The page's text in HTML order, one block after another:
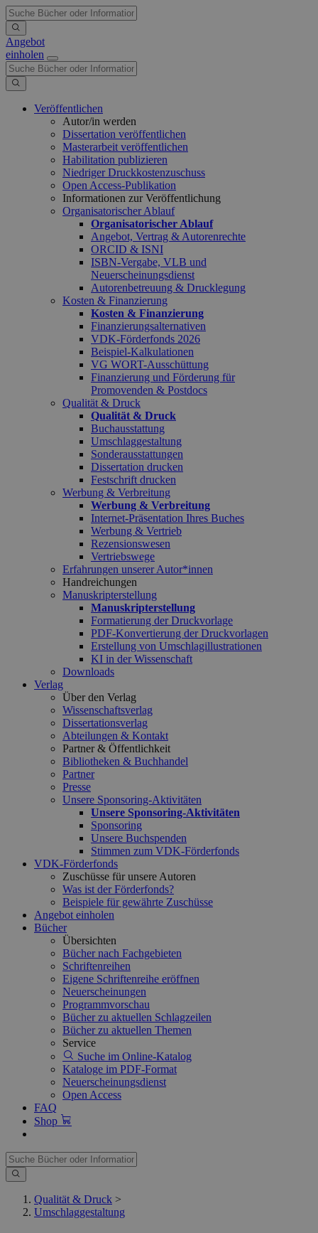
Angebot
einholen
Veröffentlichen
Autor/in werden
Dissertation veröffentlichen
Masterarbeit veröffentlichen
Habilitation publizieren
Niedriger Druckkostenzuschuss
Open Access-Publikation
Informationen zur Veröffentlichung
Organisatorischer Ablauf
Organisatorischer Ablauf
Angebot, Vertrag & Autorenrechte
ORCID & ISNI
ISBN-Vergabe, VLB und
Neuerscheinungsdienst
Autorenbetreuung & Drucklegung
Kosten & Finanzierung
Kosten & Finanzierung
Finanzierungsalternativen
VDK-Förderfonds 2026
Beispiel-Kalkulationen
VG WORT-Ausschüttung
Finanzierung und Förderung für
Promovenden & Postdocs
Qualität & Druck
Qualität & Druck
Buchausstattung
Umschlaggestaltung
Sonderausstattungen
Dissertation drucken
Festschrift drucken
Werbung & Verbreitung
Werbung & Verbreitung
Internet-Präsentation Ihres Buches
Werbung & Vertrieb
Rezensionswesen
Vertriebswege
Erfahrungen unserer Autor*innen
Handreichungen
Manuskripterstellung
Manuskripterstellung
Formatierung der Druckvorlage
PDF-Konvertierung der Druckvorlagen
Erstellung von Umschlagillustrationen
KI in der Wissenschaft
Downloads
Verlag
Über den Verlag
Wissenschaftsverlag
Dissertationsverlag
Abteilungen & Kontakt
Partner & Öffentlichkeit
Bibliotheken & Buchhandel
Partner
Presse
Unsere Sponsoring-Aktivitäten
Unsere Sponsoring-Aktivitäten
Sponsoring
Unsere Buchspenden
Stimmen zum VDK-Förderfonds
VDK-Förderfonds
Zuschüsse für unsere Autoren
Was ist der Förderfonds?
Beispiele für gewährte Zuschüsse
Angebot einholen
Bücher
Übersichten
Bücher nach Fachgebieten
Schriftenreihen
Eigene Schriftenreihe eröffnen
Neuerscheinungen
Programmvorschau
Bücher zu aktuellen Schlagzeilen
Bücher zu aktuellen Themen
Service
Suche im Online-Katalog
Kataloge im PDF-Format
Neuerscheinungsdienst
Open Access
FAQ
Shop
Qualität & Druck >
Umschlaggestaltung